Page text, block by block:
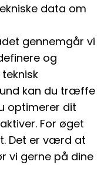
data om
gennemgår vi
og
kan du træffe
optimerer dit
For øget
Det er værd at
vi gerne på dine